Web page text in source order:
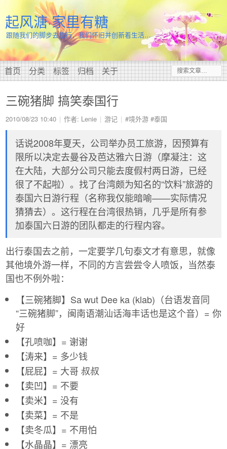
起风溏·家里有糖
跟随我们的脚步去旅行，我们怀旧并创新着生活…
首页 分类 标签 归档 关于
三碗猪脚 搞笑泰国行
2010/08/23 10:40 作者: Lenie 游记 #境外游 #泰国
话说2008年夏天，公司举办员工旅游，因预算有
限所以决定去曼谷及芭达雅六日游（摩凝注：这
在大陆，大部分公司只能去度假村两日游，已经
很了不起啦）。找了台湾颇为知名的“饮料”旅游的
泰国六日游行程（名称我仅能暗喻——实际情况
猜猜去）。这行程在台湾很热销，几乎是所有参
加泰国六日游的团队都走的行程内容。
出行泰国去之前，一定要学几句泰文才有意思，就像
其他境外游一样，不同的方言尝尝令人喷饭，当然泰
国也不例外啦：
【三碗猪脚】Sa wut Dee ka (klab)（台语发音同
“三碗猪脚”，闽南语潮汕话海丰话也是这个音）= 你
好
【孔喷咖】= 谢谢
【涛来】= 多少钱
【屁屁】= 大哥 叔叔
【卖凹】= 不要
【卖米】= 没有
【卖菜】= 不是
【卖冬瓜】= 不用怕
【水晶晶】= 漂亮